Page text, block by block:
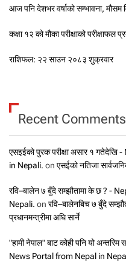
आज पनि देशभर वर्षाको सम्भावना,
कक्षा १२ को मौका परीक्षाको परीक्षाफल
राशिफल: २२ साउन २०८३ शुक्रवार
Recent Comments
एसइईको पुरक परीक्षा असार १
in Nepali. on एसईको नतिजा
रवि–बालेन ७ बुँदे सम्झौतामा के छ ? -
Nepali. on रवि–बालेनबिच ७ बुँदे
प्रधानमन्त्रीमा अघि सार्ने
"हामी नेपाल" बाट कोही पनि यो
News Portal from Nepal in